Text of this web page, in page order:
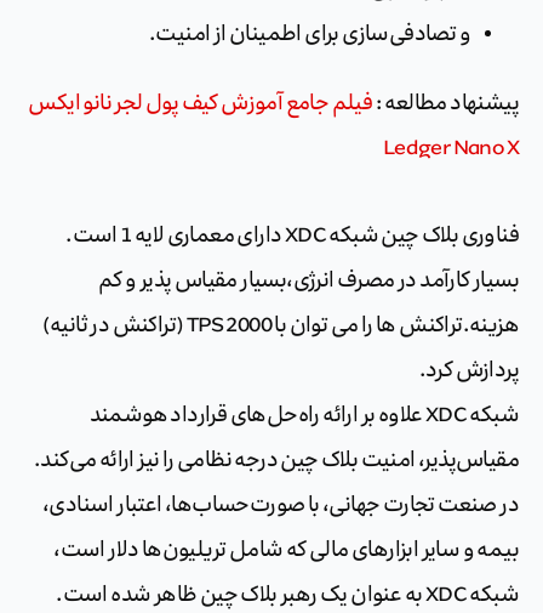
و تصادفی‌سازی برای اطمینان از امنیت.
پیشنهاد مطالعه : فیلم جامع آموزش کیف پول لجر نانو ایکس
Ledger Nano X
فناوری بلاک چین شبکه XDC دارای معماری لایه 1 است.
بسیار کارآمد در مصرف انرژی،بسیار مقیاس پذیر و کم
هزینه.تراکنش ها را می توان با 2000 TPS (تراکنش در ثانیه)
پردازش کرد.
شبکه XDC علاوه بر ارائه راه‌حل‌های قرارداد هوشمند
مقیاس‌پذیر، امنیت بلاک چین درجه نظامی را نیز ارائه می‌کند.
در صنعت تجارت جهانی، با صورت‌حساب‌ها، اعتبار اسنادی،
بیمه و سایر ابزارهای مالی که شامل تریلیون‌ها دلار است،
شبکه XDC به عنوان یک رهبر بلاک چین ظاهر شده است.